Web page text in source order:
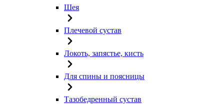
Шея
Плечевой сустав
Локоть, запястье, кисть
Для спины и поясницы
Тазобедренный сустав